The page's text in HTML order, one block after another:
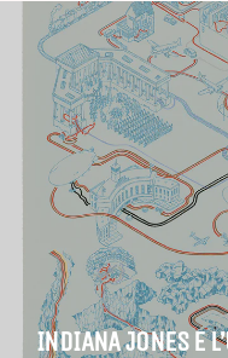
INDIANA JONES E